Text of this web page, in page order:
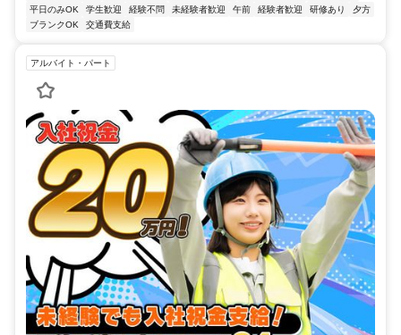
平日のみOK
学生歓迎 経験不問 未経験者歓迎 午前 経験者歓迎 研修あり
夕方
ブランクOK
交通費支給
アルバイト・パート